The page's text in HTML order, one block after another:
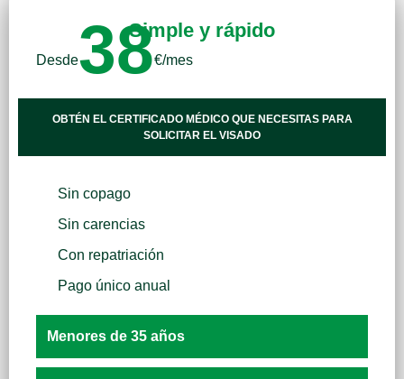
Simple y rápido
Desde38€/mes
OBTÉN EL CERTIFICADO MÉDICO QUE NECESITAS PARA
SOLICITAR EL VISADO
Sin copago
Sin carencias
Con repatriación
Pago único anual
Menores de 35 años